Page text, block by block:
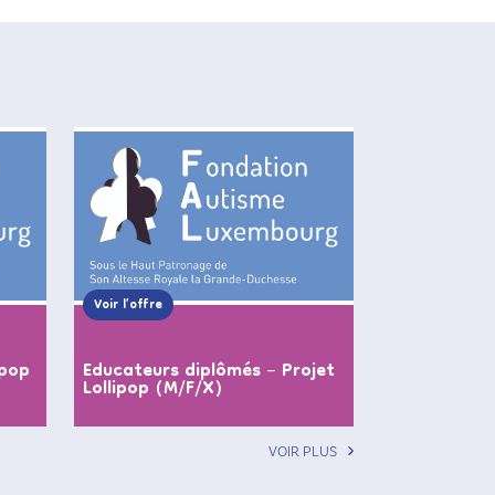
Voir l’offre
Educateurs diplômés – Projet
Lollipop (M/F/X)
VOIR PLUS